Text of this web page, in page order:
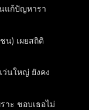
แก้ปัญหารา
น) เผยสถิติ
ว่นใหญ่ ยังคง
าะ ชอบเธอไม่